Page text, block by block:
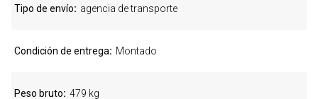
Tipo de envío agencia de transporte
Condición de entrega Montado
Peso bruto 479 kg